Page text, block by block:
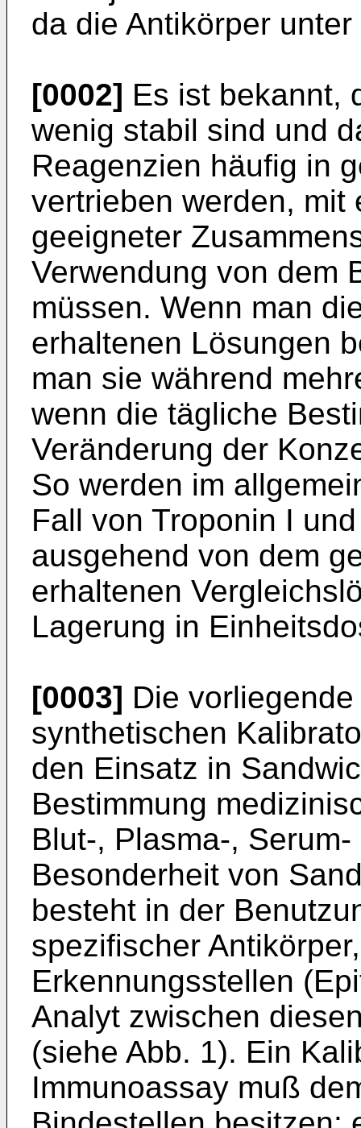
da die Antikörper
[0002] Es ist bekannt,
wenig stabil sind und
Reagenzien häufig in
vertrieben werden, mit
geeigneter
Verwendung von dem
müssen. Wenn man
erhaltenen Lösungen
man sie während
wenn die tägliche
Veränderung der
So werden im
Fall von Troponin I
ausgehend von dem
erhaltenen
Lagerung in
[0003] Die
synthetischen
den Einsatz in
Bestimmung
Blut-, Plasma-,
Besonderheit von
besteht in der
spezifischer
Erkennungsstellen
Analyt zwischen
(siehe Abb. 1). Ein
Immunoassay muß